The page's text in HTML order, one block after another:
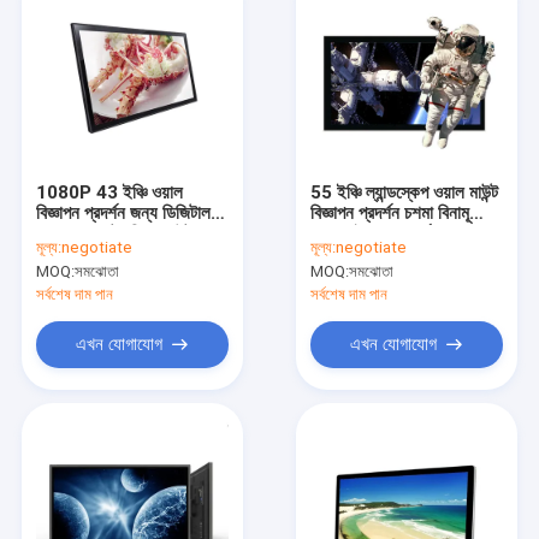
আমাদের সম্পর্কে
1080P 43 ইঞ্চি ওয়াল
বিজ্ঞাপন প্রদর্শন জন্য ডিজিটাল
মূল্য:negotiate
MOQ:সমঝোতা
সর্বশেষ দাম পান
এখন যোগাযোগ
55 ইঞ্চি ল্যান্ডস্কেপ ওয়াল মাউন্ট
বিজ্ঞাপন প্রদর্শন চশমা বিনামূল্যে
মূল্য:negotiate
MOQ:সমঝোতা
সর্বশেষ দাম পান
এখন যোগাযোগ